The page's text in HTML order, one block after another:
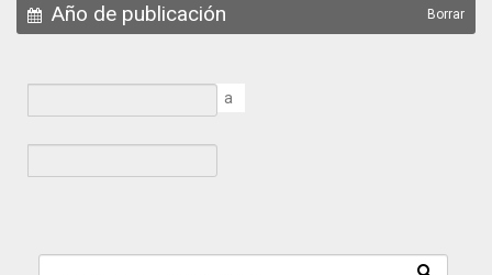
Año de publicación Borrar
a